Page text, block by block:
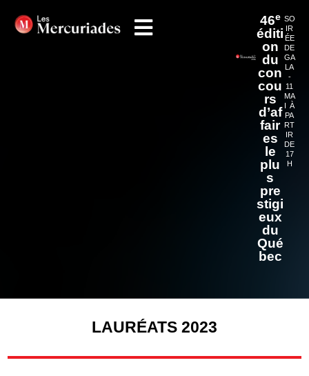
46e
éditi
on
du
con
cou
rs
d’af
fair
es
le
plu
s
pre
stigi
eux
du
Qué
bec
SO
IR
ÉE
DE
GA
LA
-
11
MA
I À
PA
RT
IR
DE
17
H
LAURÉATS 2023